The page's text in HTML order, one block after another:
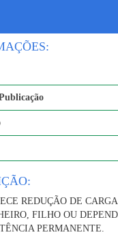
REDUÇÃO DE
FILHO OU
PERMANENTE.